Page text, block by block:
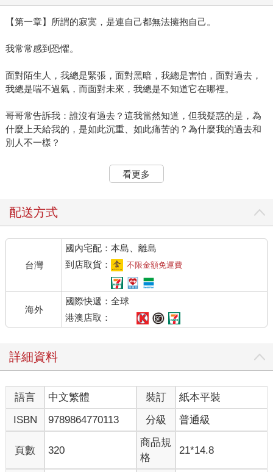
【第一章】所謂的寂寞，是連自己都無法擁抱自己。
我常常感到恐懼。
面對陌生人，我總是緊張，面對黑暗，我總是害怕，面對過去，
我總是喘不過氣，而面對未來，我總是不知道它在哪裡。
哥哥常告訴我：誰沒有過去？這我當然知道，但我疑惑的是，為
什麼上天給我的，是如此沉重、如此痛苦的？為什麼我的過去和
別人不一樣？
題。當然，老天爺從未給過我答案，說什麼神愛世人、救苦救
不過，爸媽說最近我好多了，至少我願意多講幾句話；哥哥也說
我好多了，至少我肯久久露出一些笑容。聽他們這麼說，我好像
也覺得自己好多了，不知道是他們說服了自己，還是我說服了他
們。
他們都很慶幸，十幾年前我離開新竹之後，來到了這裡。
在這個家裡，沒有人知道，我其實有個可怕的祕密。所以我可以
假裝什麼事都沒有發生，不會有人挖掘我的過去，但在那個真正
的家裡，我多希望發生的那些過去，都只是我一個人的祕密。
對我來說，有些事，自己痛苦就好。
「朱——立——湘，右手離開妳的滑鼠，屁股離開妳的椅子，出
來吃飯！」樂晴的聲音總是如此宏亮，雖然她男友大勇總說他耳
看更多
配送方式
台灣
國內宅配：本島、離島
到店取貨：
不限金額免運費
海外
國際快遞：全球
港澳店取：
詳細資料
語言 中文繁體 裝訂
紙本平裝
ISBN
9789864770113 分級 普通級
頁數 320
商品規
格
21*14.8